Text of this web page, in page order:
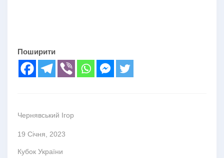
Поширити
Чернявський Ігор
19 Січня, 2023
Кубок України